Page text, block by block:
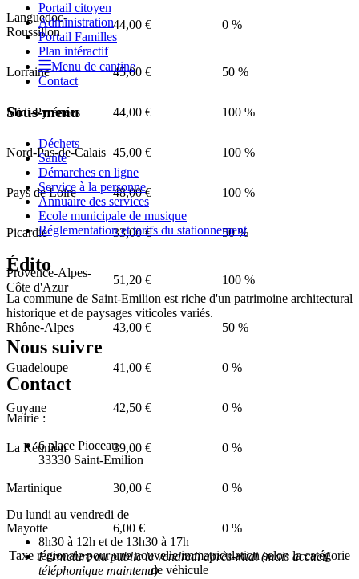
Languedoc-
Roussillon
44,00 € 0 %
Lorraine 45,00 € 50 %
Midi-Pyrénées 44,00 € 100 %
Nord-Pas-de-Calais 45,00 € 100 %
Pays de Loire 48,00 € 100 %
Picardie 33,00 € 50 %
Provence-Alpes-
Côte d'Azur
51,20 € 100 %
Rhône-Alpes 43,00 € 50 %
Guadeloupe 41,00 € 0 %
Guyane 42,50 € 0 %
La Réunion 39,00 € 0 %
Martinique 30,00 € 0 %
Mayotte 6,00 €
0 %
Taxe régionale pour une nouvelle immatriculation selon la catégorie
de véhicule
Portail citoyen
Administration
Portail Familles
Plan intéractif
Menu de cantine
Contact
Sous-menu
Déchets
Santé
Démarches en ligne
Service à la personne
Annuaire des services
Ecole municipale de musique
Réglementation et tarifs du stationnement
Édito
La commune de Saint-Emilion est riche d'un patrimoine architectural
historique et de paysages viticoles variés.
Nous suivre
Contact
Mairie :
6 place Pioceau
33330 Saint-Emilion
Du lundi au vendredi de
8h30 à 12h et de 13h30 à 17h
Fermeture au public le vendredi après-midi (mais accueil
téléphonique maintenu)